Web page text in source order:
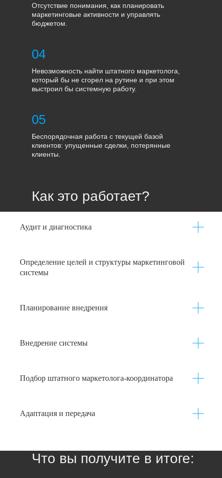
Невозможность найти штатного маркетолога,
который бы не сгорел на рутине и при этом
выстроил бы системную работу.
Беспорядочная работа с текущей базой
клиентов: упущенные сделки, потерянные
клиенты.
Отсутствие понимания, как планировать
маркетинговые активности и управлять
бюджетом.
05
04
Как это работает?
Аудит и диагностика
Определение целей и структуры маркетинговой
системы
Планирование внедрения
Внедрение системы
Подбор штатного маркетолога-координатора
Адаптация и передача
Что вы получите в итоге: